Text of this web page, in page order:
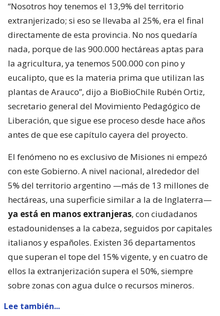
“Nosotros hoy tenemos el 13,9% del territorio
extranjerizado; si eso se llevaba al 25%, era el final
directamente de esta provincia. No nos quedaría
nada, porque de las 900.000 hectáreas aptas para
la agricultura, ya tenemos 500.000 con pino y
eucalipto, que es la materia prima que utilizan las
plantas de Arauco”, dijo a BioBioChile Rubén Ortiz,
secretario general del Movimiento Pedagógico de
Liberación, que sigue ese proceso desde hace años
antes de que ese capítulo cayera del proyecto.
El fenómeno no es exclusivo de Misiones ni empezó
con este Gobierno. A nivel nacional, alrededor del
5% del territorio argentino —más de 13 millones de
hectáreas, una superficie similar a la de Inglaterra—
ya está en manos extranjeras, con ciudadanos
estadounidenses a la cabeza, seguidos por capitales
italianos y españoles. Existen 36 departamentos
que superan el tope del 15% vigente, y en cuatro de
ellos la extranjerización supera el 50%, siempre
sobre zonas con agua dulce o recursos mineros.
Lee también...